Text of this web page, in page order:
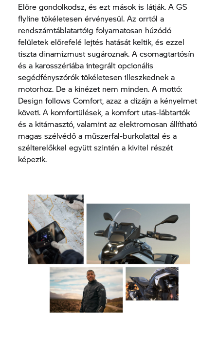
Előre gondolkodsz, és ezt mások is látják. A GS
flyline tökéletesen érvényesül. Az orrtól a
rendszámtáblatartóig folyamatosan húzódó
felületek előrefelé lejtés hatását keltik, és ezzel
tiszta dinamizmust sugároznak. A csomagtartósín
és a karosszériába integrált opcionális
segédfényszórók tökéletesen illeszkednek a
motorhoz. De a kinézet nem minden. A mottó:
Design follows Comfort, azaz a dizájn a kényelmet
követi. A komfortülések, a komfort utas-lábtartók
és a kitámasztó, valamint az elektromosan állítható
magas szélvédő a műszerfal-burkolattal és a
szélterelőkkel együtt szintén a kivitel részét
képezik.